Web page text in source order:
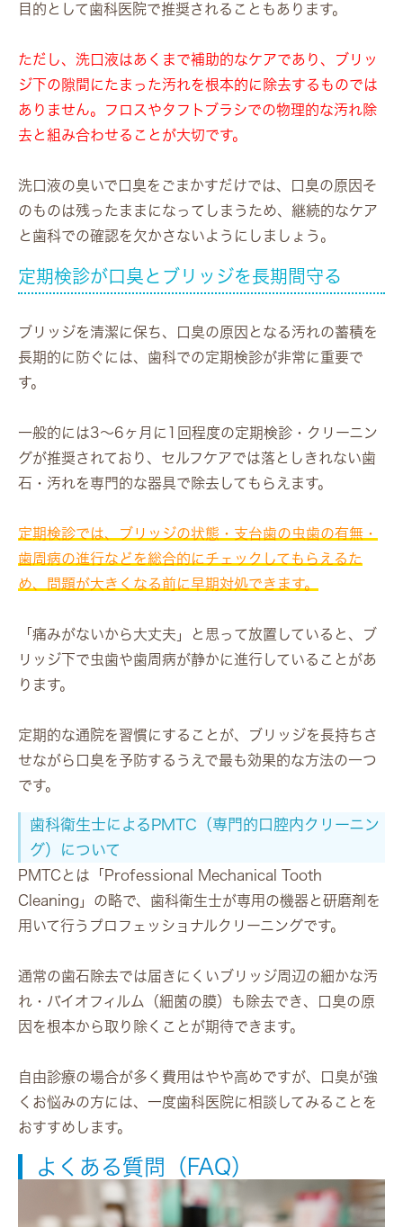
目的として歯科医院で推奨されることもあります。
ただし、洗口液はあくまで補助的なケアであり、ブリッ
ジ下の隙間にたまった汚れを根本的に除去するものでは
ありません。フロスやタフトブラシでの物理的な汚れ除
去と組み合わせることが大切です。
洗口液の臭いで口臭をごまかすだけでは、口臭の原因そ
のものは残ったままになってしまうため、継続的なケア
と歯科での確認を欠かさないようにしましょう。
定期検診が口臭とブリッジを長期間守る
ブリッジを清潔に保ち、口臭の原因となる汚れの蓄積を
長期的に防ぐには、歯科での定期検診が非常に重要で
す。
一般的には3〜6ヶ月に1回程度の定期検診・クリーニン
グが推奨されており、セルフケアでは落としきれない歯
石・汚れを専門的な器具で除去してもらえます。
定期検診では、ブリッジの状態・支台歯の虫歯の有無・
歯周病の進行などを総合的にチェックしてもらえるた
め、問題が大きくなる前に早期対処できます。
「痛みがないから大丈夫」と思って放置していると、ブ
リッジ下で虫歯や歯周病が静かに進行していることがあ
ります。
定期的な通院を習慣にすることが、ブリッジを長持ちさ
せながら口臭を予防するうえで最も効果的な方法の一つ
です。
歯科衛生士によるPMTC（専門的口腔内クリーニン
グ）について
PMTCとは「Professional Mechanical Tooth
Cleaning」の略で、歯科衛生士が専用の機器と研磨剤を
用いて行うプロフェッショナルクリーニングです。
通常の歯石除去では届きにくいブリッジ周辺の細かな汚
れ・バイオフィルム（細菌の膜）も除去でき、口臭の原
因を根本から取り除くことが期待できます。
自由診療の場合が多く費用はやや高めですが、口臭が強
くお悩みの方には、一度歯科医院に相談してみることを
おすすめします。
よくある質問（FAQ）